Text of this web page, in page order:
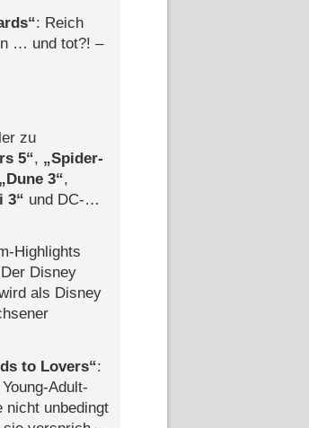
: Reich
… und tot?! –
zu
5 ,
Spider-
Dune 3 ,
3
und DC-
Highlights
Disney
als Disney
to Lovers :
Adult-
nicht unbedingt